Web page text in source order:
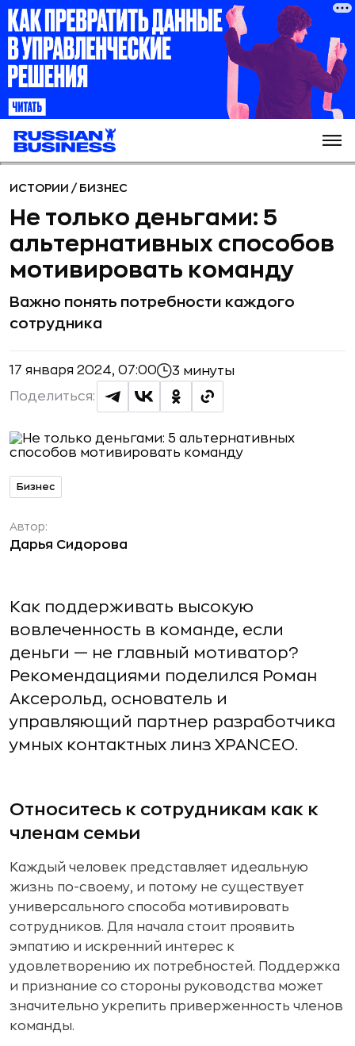
ИСТОРИИ / БИЗНЕС
Не только деньгами: 5
альтернативных способов
мотивировать команду
Важно понять потребности каждого
сотрудника
17 января 2024, 07:00 3 минуты
Поделиться:
Бизнес
Автор:
Дарья Сидорова
Как поддерживать высокую
вовлеченность в команде, если
деньги — не главный мотиватор?
Рекомендациями поделился Роман
Аксерольд, основатель и
управляющий партнер разработчика
умных контактных линз XPANCEO.
Относитесь к сотрудникам как к
членам семьи
Каждый человек представляет идеальную
жизнь по-своему, и потому не существует
универсального способа мотивировать
сотрудников. Для начала стоит проявить
эмпатию и искренний интерес к
удовлетворению их потребностей. Поддержка
и признание со стороны руководства может
значительно укрепить приверженность членов
команды.